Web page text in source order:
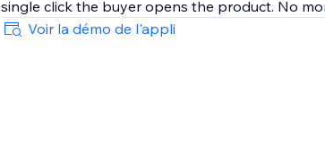
Voir la démo de l'appli